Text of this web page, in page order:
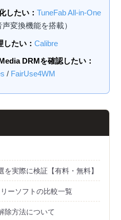
したい：TuneFab All-in-One
声変換機能を搭載）
したい：Calibre
DRMを確認したい：
/ FairUse4WM
実際に検証【有料・無料】
ーソフトの比較一覧
除方法について